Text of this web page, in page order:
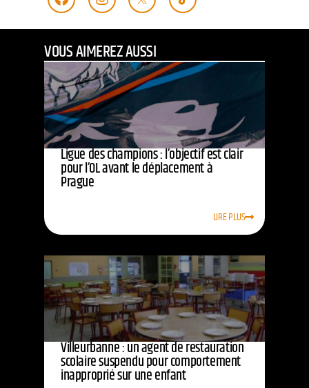
VOUS AIMEREZ AUSSI
Ligue des champions : l’objectif est clair
pour l’OL avant le déplacement à
Prague
LIRE PLUS
Villeurbanne : un agent de restauration
scolaire suspendu pour comportement
inapproprié sur une enfant